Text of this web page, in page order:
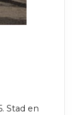
Stad en